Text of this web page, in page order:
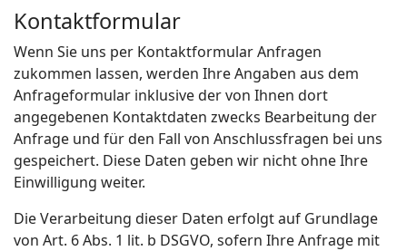
Kontaktformular
Wenn Sie uns per Kontaktformular Anfragen
zukommen lassen, werden Ihre Angaben aus dem
Anfrageformular inklusive der von Ihnen dort
angegebenen Kontaktdaten zwecks Bearbeitung der
Anfrage und für den Fall von Anschlussfragen bei uns
gespeichert. Diese Daten geben wir nicht ohne Ihre
Einwilligung weiter.
Die Verarbeitung dieser Daten erfolgt auf Grundlage
von Art. 6 Abs. 1 lit. b DSGVO, sofern Ihre Anfrage mit